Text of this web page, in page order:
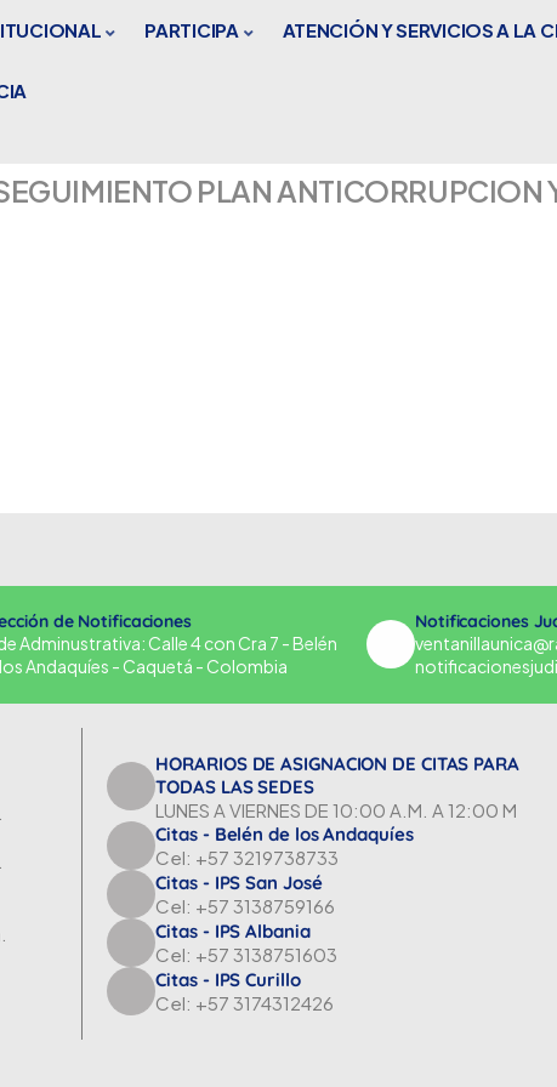
PARTICIPA ATENCIÓN Y SERVICIOS A LA
PLAN
de Notificaciones
Adminustrativa: Calle 4 con Cra 7 - Belén
Andaquíes - Caquetá - Colombia
Notificaciones
HORARIOS DE ASIGNACION DE CITAS PARA
TODAS LAS SEDES
LUNES A VIERNES DE 10:00 A.M. A 12:00 M
Citas - Belén de los Andaquíes
Cel: +57 3219738733
Citas - IPS San José
Cel: +57 3138759166
Citas - IPS Albania
Cel: +57 3138751603
Citas - IPS Curillo
Cel: +57 3174312426